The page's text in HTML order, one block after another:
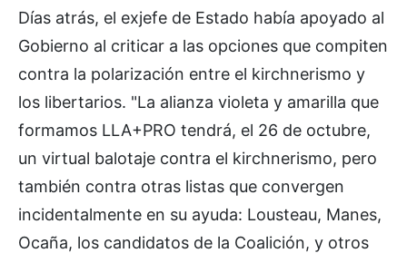
Días atrás, el exjefe de Estado había apoyado al
Gobierno al criticar a las opciones que compiten
contra la polarización entre el kirchnerismo y
los libertarios. "La alianza violeta y amarilla que
formamos LLA+PRO tendrá, el 26 de octubre,
un virtual balotaje contra el kirchnerismo, pero
también contra otras listas que convergen
incidentalmente en su ayuda: Lousteau, Manes,
Ocaña, los candidatos de la Coalición, y otros